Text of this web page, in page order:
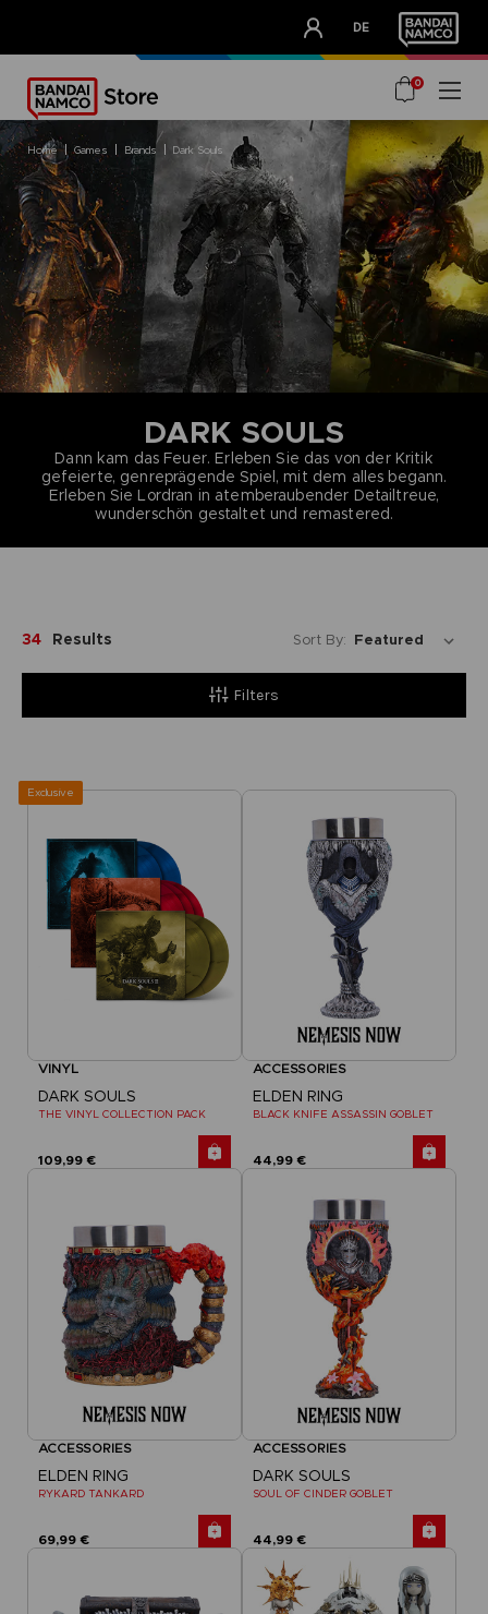
DE
OUR ADVANTAGES
0
home games brands dark souls
DARK SOULS
Dann kam das Feuer. Erleben Sie das von der Kritik
gefeierte, genreprägende Spiel, mit dem alles begann.
Erleben Sie Lordran in atemberaubender Detailtreue,
wunderschön gestaltet und remastered.
Filters
34 Results Sort By:
Exclusive
VINYL
DARK SOULS
THE VINYL COLLECTION PACK
109,99 €
ACCESSORIES
ELDEN RING
BLACK KNIFE ASSASSIN GOBLET
44,99 €
ACCESSORIES
ELDEN RING
RYKARD TANKARD
69,99 €
ACCESSORIES
DARK SOULS
SOUL OF CINDER GOBLET
44,99 €